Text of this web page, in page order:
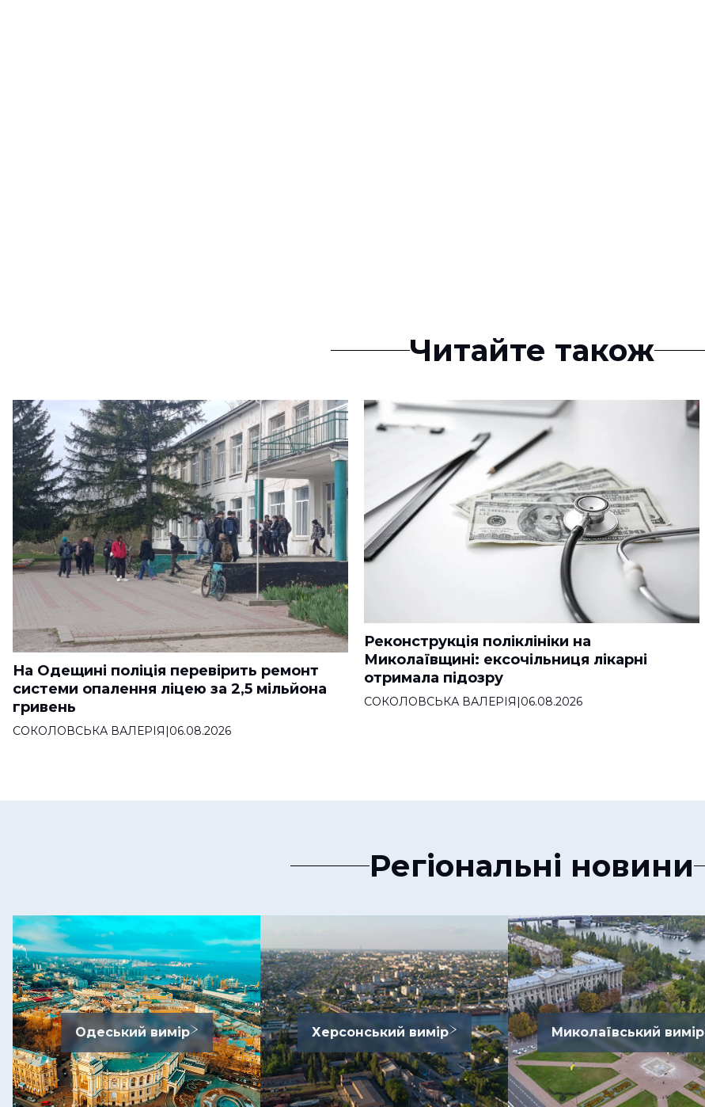
Читайте також
На Одещині поліція перевірить ремонт
системи опалення ліцею за 2,5 мільйона
гривень
СОКОЛОВСЬКА ВАЛЕРІЯ|06.08.2026
Реконструкція поліклініки на
Миколаївщині: ексочільниця лікарні
отримала підозру
СОКОЛОВСЬКА ВАЛЕРІЯ|06.08.2026
Регіональні новини
Одеський вимір Херсонський вимір Миколаївський вимір